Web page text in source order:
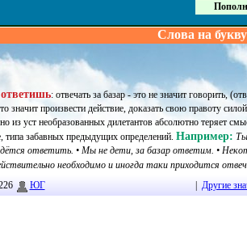
Слова на
: отвечать за базар - это не значит говорить,
значит произвести действие, доказать свою правоту
из уст необразованных дилетантов абсолютно теряет
типа забавных предыдущих определений. Например:
ответить. • Мы не дети, за базар ответим. •
необходимо и иногда таки приходится
ЮГ Другие